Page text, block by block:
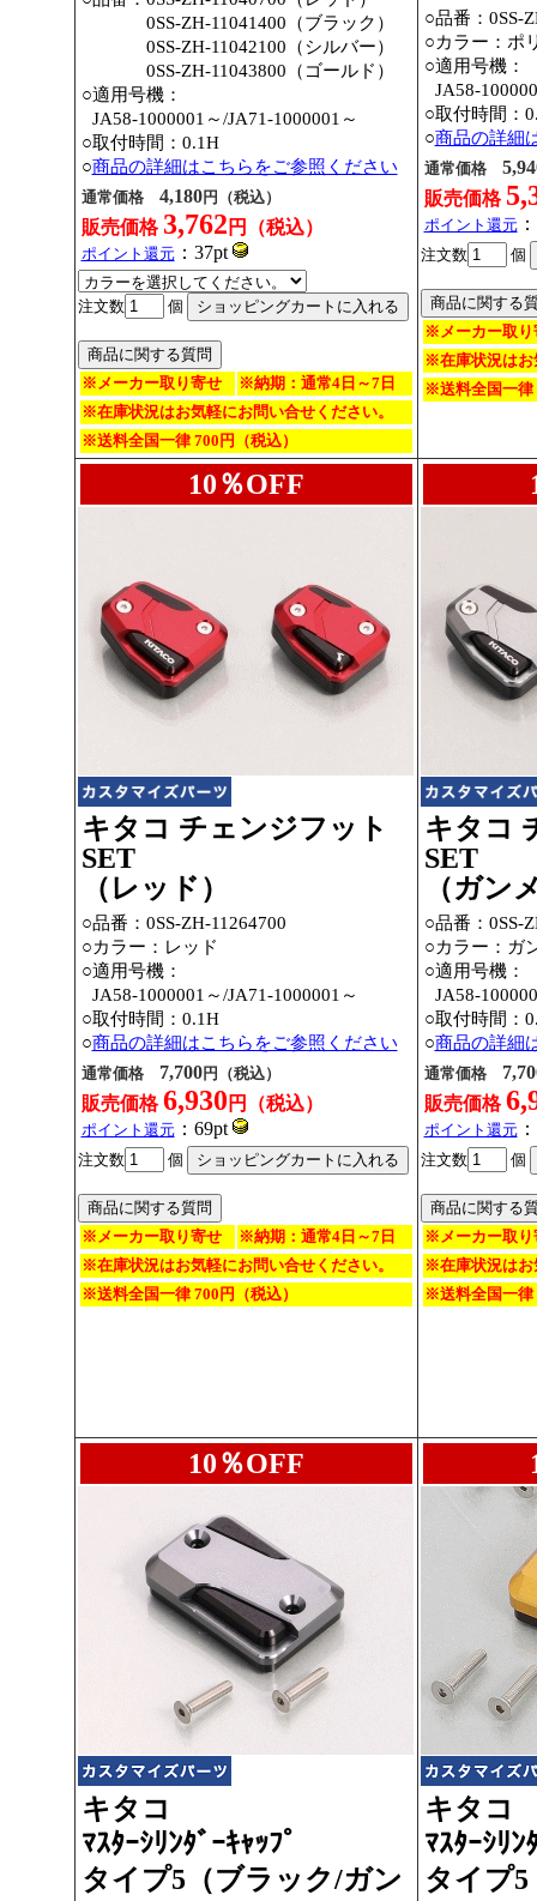
0SS-ZH-11041400（ブラック）
0SS-ZH-11042100（シルバー）
0SS-ZH-11043800（ゴールド）
○適用号機：
JA58-1000001～/JA71-1000001～
○取付時間：0.1H
○商品の詳細はこちらをご参照ください
通常価格 4,180円（税込）
販売価格 3,762 円（税込）
ポイント還元：37pt
注文数 個
※メーカー取り寄せ
※納期：通常4日～7日
※在庫状況はお気軽にお問い合せください。
※送料全国一律 700円（税込）
○品番：0SS-
○カラー：ポ
○適用号機：
JA58-
○取付時間：
○商品の詳細
通常価格
販売価格
ポイント還元
注文数 個
※メーカー取り
※在庫状況はお
※送料全国一律
10％OFF
キタコ チェンジフット
SET
（レッド）
○品番：0SS-ZH-11264700
○カラー：レッド
○適用号機：
JA58-1000001～/JA71-1000001～
○取付時間：0.1H
○商品の詳細はこちらをご参照ください
通常価格 7,700円（税込）
販売価格6,930 円（税込）
ポイント還元：69pt
注文数 個
※メーカー取り寄せ
※納期：通常4日～7日
※在庫状況はお気軽にお問い合せください。
※送料全国一律 700円（税込）
キタコ
SET
（ガン
○品番：0SS-
○カラー：ガ
○適用号機：
JA58-
○取付時間：
○商品の詳細
通常価格
販売価格
ポイント還元
注文数 個
※メーカー取り
※在庫状況はお
※送料全国一律
10％OFF
キタコ
ﾏｽﾀｰｼﾘﾝﾀﾞｰｷｬｯﾌﾟ
タイプ5（ブラック/ガン
キタコ
ﾏｽﾀｰｼﾘﾝ
タイプ5